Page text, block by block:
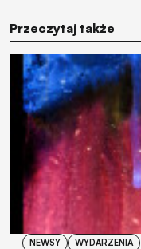
Przeczytaj także
NEWSY WYDARZENIA